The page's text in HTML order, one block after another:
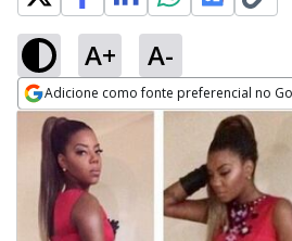
A+ A-
Adicione como fonte preferencial no
Opens in new window